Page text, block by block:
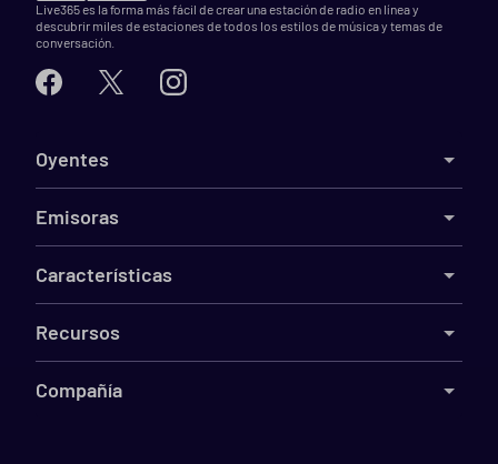
Live365 es la forma más fácil de crear una estación de radio en línea y
descubrir miles de estaciones de todos los estilos de música y temas de
conversación.
Oyentes
Emisoras
Características
Recursos
Compañía